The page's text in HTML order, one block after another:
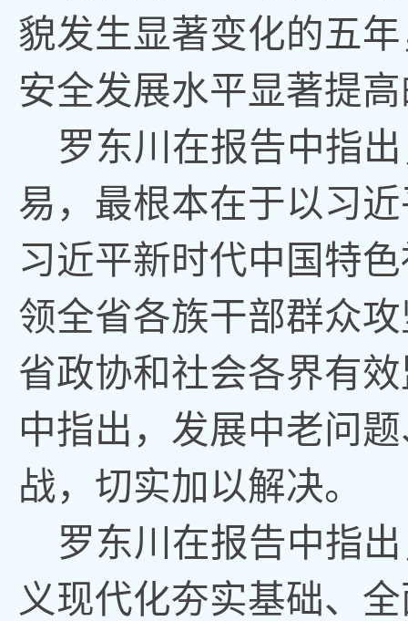
貌发生显著变化的五年
安全发展水平显著提
罗东川在报告中指出
易，最根本在于以习
习近平新时代中国特
领全省各族干部群众
省政协和社会各界有
中指出 ， 发展中老问
战， 切实加以解决。
罗东川在报告中指出
义现代化夯实基础、